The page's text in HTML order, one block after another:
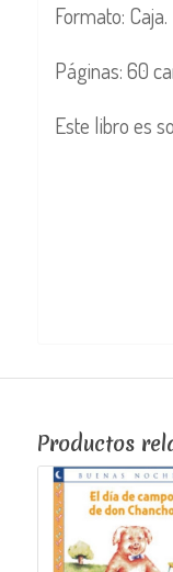
Formato: Caja.
Páginas: 60
Este libro es
Productos